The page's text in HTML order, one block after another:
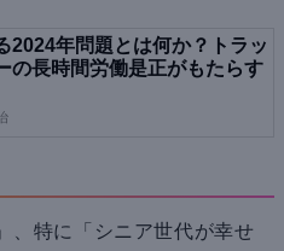
2024年問題とは何か？トラッ
の長時間労働是正がもたらす
、特に「シニア世代が幸せ